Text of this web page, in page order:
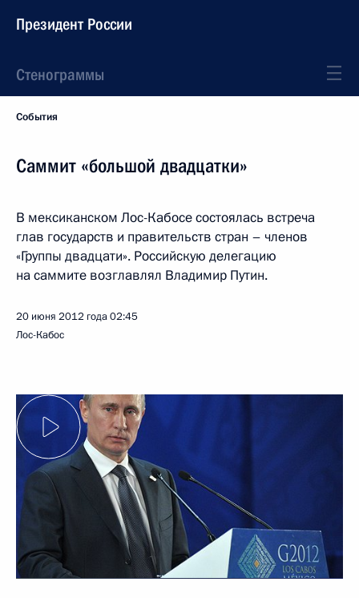
Президент России
Стенограммы
События
Саммит «большой двадцатки»
В мексиканском Лос-Кабосе состоялась встреча
глав государств и правительств стран – членов
«Группы двадцати». Российскую делегацию
на саммите возглавлял Владимир Путин.
20 июня 2012 года02:45
Лос-Кабос